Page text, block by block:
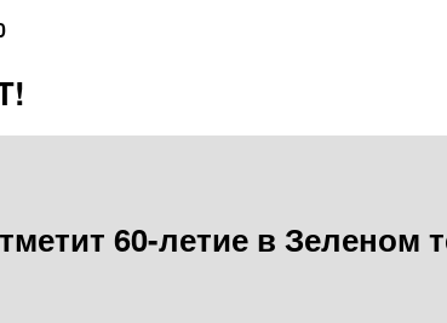
60-летие в Зеленом